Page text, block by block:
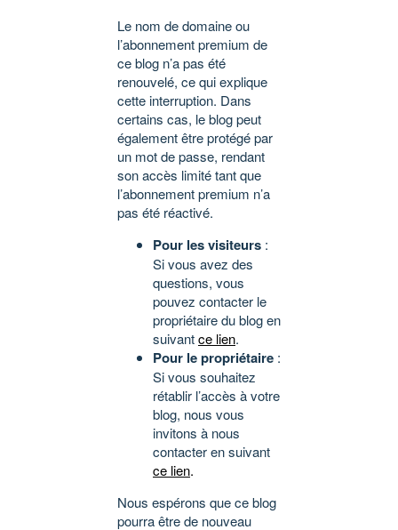
Le nom de domaine ou
l’abonnement premium de
ce blog n’a pas été
renouvelé, ce qui explique
cette interruption. Dans
certains cas, le blog peut
également être protégé par
un mot de passe, rendant
son accès limité tant que
l’abonnement premium n’a
pas été réactivé.
Pour les visiteurs :
Si vous avez des
questions, vous
pouvez contacter le
propriétaire du blog en
suivantce lien.
Pour le propriétaire :
Si vous souhaitez
rétablir l’accès à votre
blog, nous vous
invitons à nous
contacter en suivant
ce lien.
Nous espérons que ce blog
pourra être de nouveau